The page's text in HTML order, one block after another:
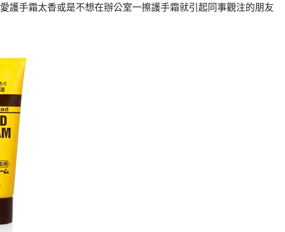
護手霜太香或是不想在辦公室一擦護手霜就引起同事觀注的朋友